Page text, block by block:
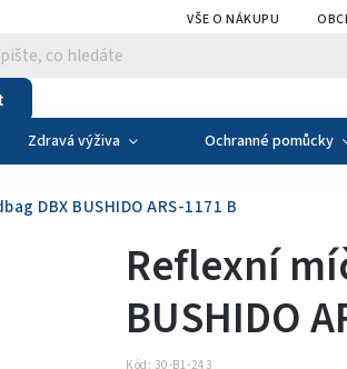
VŠE O NÁKUPU
Zdravá výživa Ochranné pomůcky
DBX BUSHIDO ARS-1171 B
Reflexní
BUSHIDO
Kód: 30-B1-243